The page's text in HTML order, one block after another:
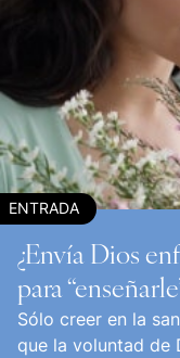
ENTRADA
¿Envía Dios
para
Sólo creer en la
que la voluntad de